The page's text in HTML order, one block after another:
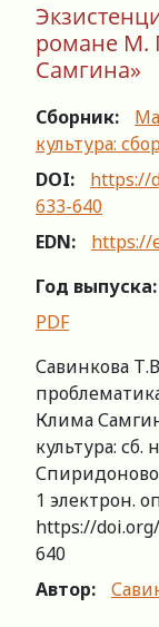
романе М.
Самгина»
Сборник:
культура:
DOI:
https://
633-640
EDN:
https://
Год выпуска:
PDF
Савинкова
Клима
культура: сб.
1 электрон.
https://
640
Автор: